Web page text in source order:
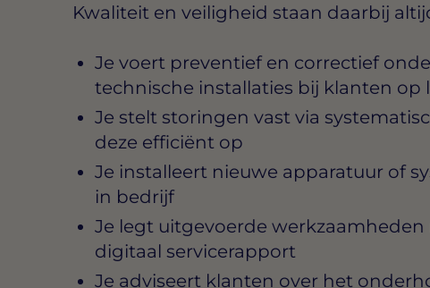
Kwaliteit en veiligheid staan daarbij
Je voert preventief en correctief
technische installaties bij klanten op
Je stelt storingen vast via
deze efficiënt op
Je installeert nieuwe apparatuur of
in bedrijf
Je legt uitgevoerde
digitaal servicerapport
Je adviseert klanten over het